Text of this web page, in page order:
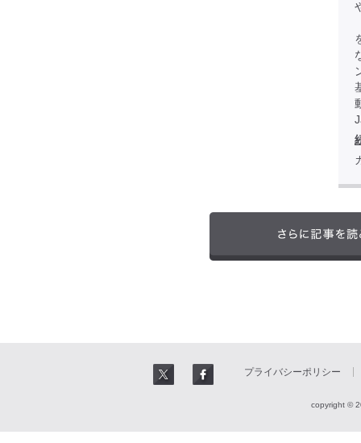
プライバシーポリシー
copyright ©